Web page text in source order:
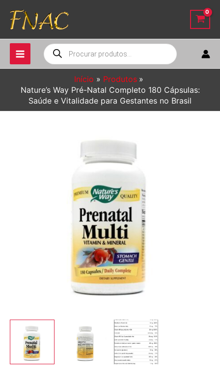
para
conteúdo
Pesquisar
produtos
Início
Produtos
Nature’s Way Pré-Natal Completo 180 Cápsulas:
Saúde e Vitalidade para Gestantes no Brasil